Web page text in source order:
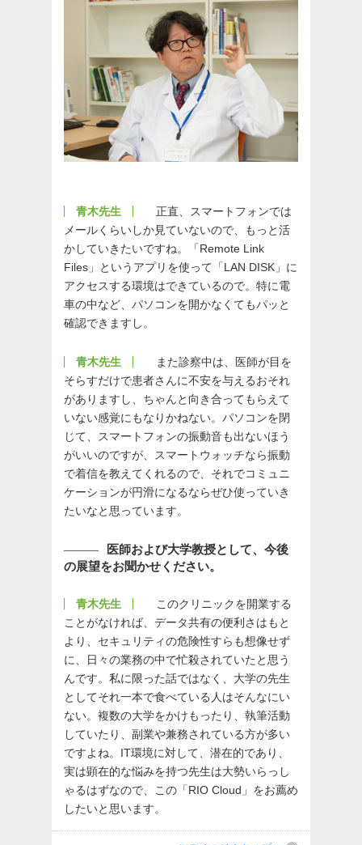
青木先生
正直、スマートフォンでは
メールくらいしか見ていないので、もっと活
かしていきたいですね。「Remote Link
Files」というアプリを使って「LAN DISK」に
アクセスする環境はできているので。特に電
車の中など、パソコンを開かなくてもパッと
確認できますし。
青木先生
また診察中は、医師が目を
そらすだけで患者さんに不安を与えるおそれ
がありますし、ちゃんと向き合ってもらえて
いない感覚にもなりかねない。パソコンを閉
じて、スマートフォンの振動音も出ないほう
がいいのですが、スマートウォッチなら振動
で着信を教えてくれるので、それでコミュニ
ケーションが円滑になるならぜひ使っていき
たいなと思っています。
医師および大学教授として、今後
の展望をお聞かせください。
青木先生
このクリニックを開業する
ことがなければ、データ共有の便利さはもと
より、セキュリティの危険性すらも想像せず
に、日々の業務の中で忙殺されていたと思う
んです。私に限った話ではなく、大学の先生
としてそれ一本で食べている人はそんなにい
ない。複数の大学をかけもったり、執筆活動
していたり、副業や兼務されている方が多い
ですよね。IT環境に対して、潜在的であり、
実は顕在的な悩みを持つ先生は大勢いらっし
ゃるはずなので、この「RIO Cloud」をお薦め
したいと思います。